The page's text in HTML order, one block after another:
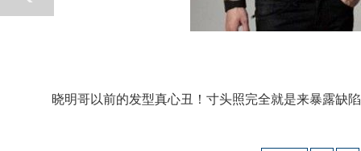
晓明哥以前的发型真心丑！寸头照完全就是来暴露缺